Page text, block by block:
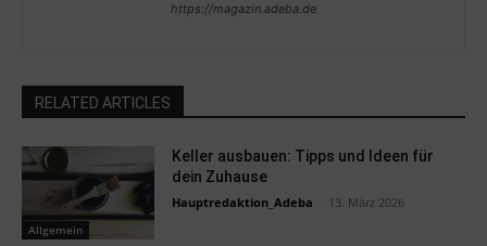
https://magazin.adeba.de
RELATED ARTICLES
Allgemein
Keller ausbauen: Tipps und Ideen für
dein Zuhause
Hauptredaktion_Adeba 13. März 2026